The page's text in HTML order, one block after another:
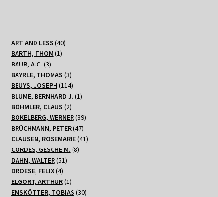
ART AND LESS 4040
BARTH, THOM 11
BAUR, A.C. 33
Produkte
BAYRLE, THOMAS 33
Produkte
BEUYS, JOSEPH 114114
Produkte
BLUME, BERNHARD J. 11
BÖHMLER, CLAUS 22
Produkte
BOKELBERG, WERNER 3939
BRÜCHMANN, PETER 4747
Produkte
CLAUSEN, ROSEMARIE 4141
CORDES, GESCHE M. 88
DAHN, WALTER 5151
DROESE, FELIX 44
Produkte
ELGORT, ARTHUR 11
Produkt
EMSKÖTTER, TOBIAS 3030